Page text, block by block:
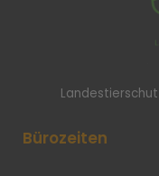
Bürozeiten